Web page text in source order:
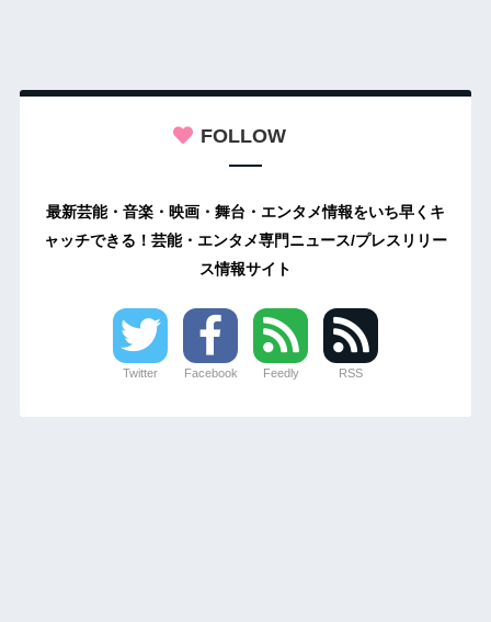
FOLLOW
最新芸能・音楽・映画・舞台・エンタメ情報をいち早くキ
ャッチできる！芸能・エンタメ専門ニュース/プレスリリー
ス情報サイト
Twitter Facebook Feedly RSS